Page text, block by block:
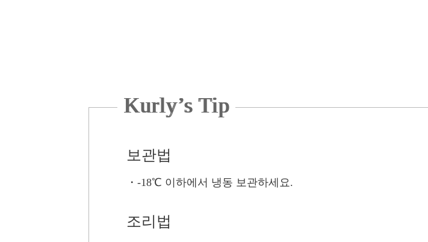
Kurly’s Tip
보관법
・ -18℃ 이하에서 냉동 보관하세요.
조리법